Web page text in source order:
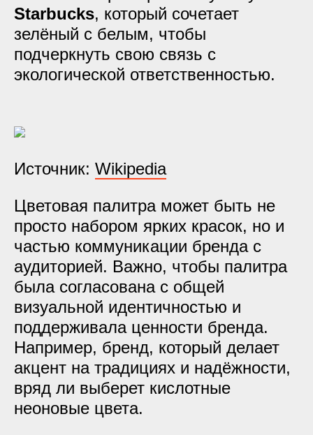
Starbucks, который сочетает
зелёный с белым, чтобы
подчеркнуть свою связь с
экологической ответственностью.
Источник: Wikipedia
Цветовая палитра может быть не
просто набором ярких красок, но и
частью коммуникации бренда с
аудиторией. Важно, чтобы палитра
была согласована с общей
визуальной идентичностью и
поддерживала ценности бренда.
Например, бренд, который делает
акцент на традициях и надёжности,
вряд ли выберет кислотные
неоновые цвета.